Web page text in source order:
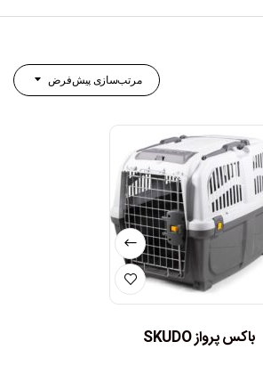
مرتب‌سازی پیش‌فرض
باکس پرواز SKUDO